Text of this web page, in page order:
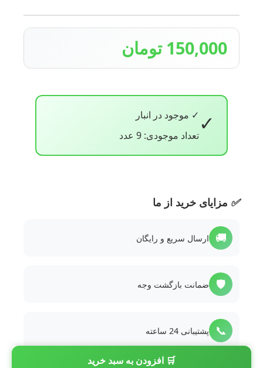
150,000 تومان
✓ ✓ موجود در انبار
تعداد موجودی: 9 عدد
🛒 افزودن به سبد خرید
✅ مزایای خرید از ما
🚚 ارسال سریع و رایگان
🛡️ ضمانت بازگشت وجه
📞 پشتیبانی 24 ساعته